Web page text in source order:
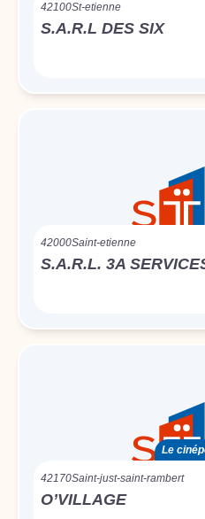
42100St-etienne
S.A.R.L DES SIX
42000Saint-etienne
S.A.R.L. 3A
Le
42170Saint-just-saint-rambert
O’VILLAGE